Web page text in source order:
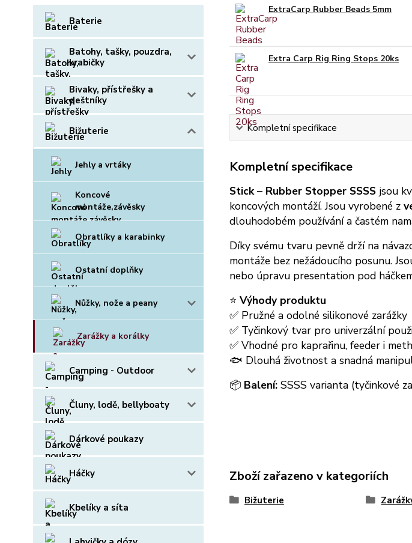
Baterie
Batohy, tašky, pouzdra,
krabičky
Bivaky, přístřešky a
deštníky
Bižuterie
Jehly a vrtáky
Koncové
montáže,závěsky
Obratlíky a karabinky
Ostatní doplňky
Nůžky, nože a peany
Zarážky a korálky
Camping - Outdoor
Čluny, lodě, bellyboaty
Dárkové poukazy
Háčky
Kbelíky a síta
ExtraCarp Rubber Beads 5mm
Extra Carp Rig Ring Stops 20ks
Kompletní specifikace
Kompletní specifikace
Stick – Rubber Stopper SSSSjsou
koncových montáží. Jsou vyrobené z
dlouhodobém používání a častém
Díky svému tvaru pevně drží na
montáže bez nežádoucího posunu.
nebo úpravu presentation pod
⭐ Výhody produktu
✅ Pružné a odolné silikonové zarážky
✅ Tyčinkový tvar pro univerzální
✅ Vhodné pro kaprařinu, feeder i
🐟 Dlouhá životnost a snadná
📦 Balení:SSSS varianta (tyčinkové
Zboží zařazeno v kategoriích
Bižuterie